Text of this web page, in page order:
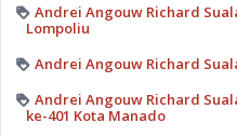
Andrei Angouw Richard
Lompoliu
Andrei Angouw Richard
Andrei Angouw Richard
ke-401 Kota Manado